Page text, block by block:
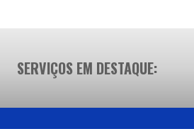
SERVIÇOS EM DESTAQUE: